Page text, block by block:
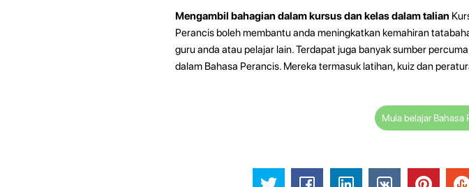
Mengambil bahagian dalam kursus dan kelas dalam talian
Perancis boleh membantu anda meningkatkan kemahiran
guru anda atau pelajar lain. Terdapat juga banyak sumber
dalam Bahasa Perancis. Mereka termasuk latihan, kuiz dan
Mula belajar Bahasa